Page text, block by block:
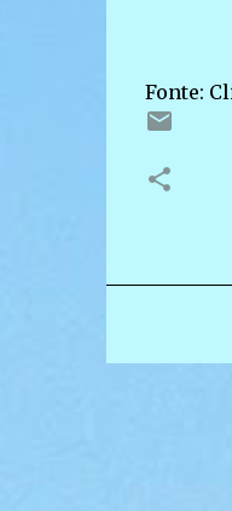
Fonte: